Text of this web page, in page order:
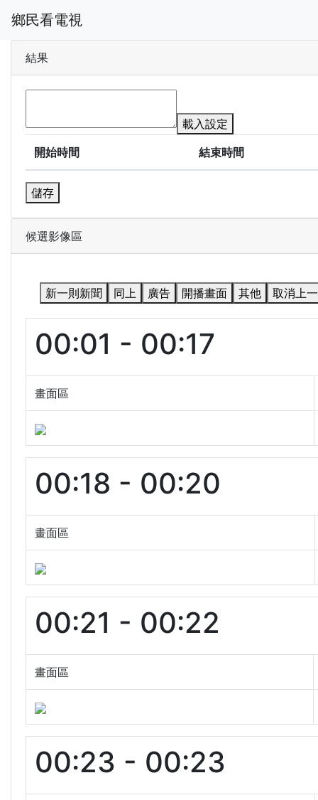
鄉民看電視
結果
載入設定
開始時間
結束時間
儲存
候選影像區
新一則新聞 同上 廣告 開播畫面 其他 取消上
00:01 - 00:17
畫面區
00:18 - 00:20
畫面區
00:21 - 00:22
畫面區
00:23 - 00:23